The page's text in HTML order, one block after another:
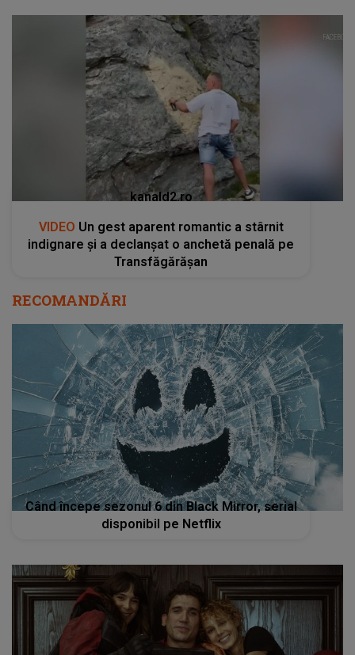
kanald2.ro
VIDEO Un gest aparent romantic a stârnit
indignare și a declanșat o anchetă penală pe
Transfăgărășan
RECOMANDĂRI
Când începe sezonul 6 din Black Mirror, serial
disponibil pe Netflix